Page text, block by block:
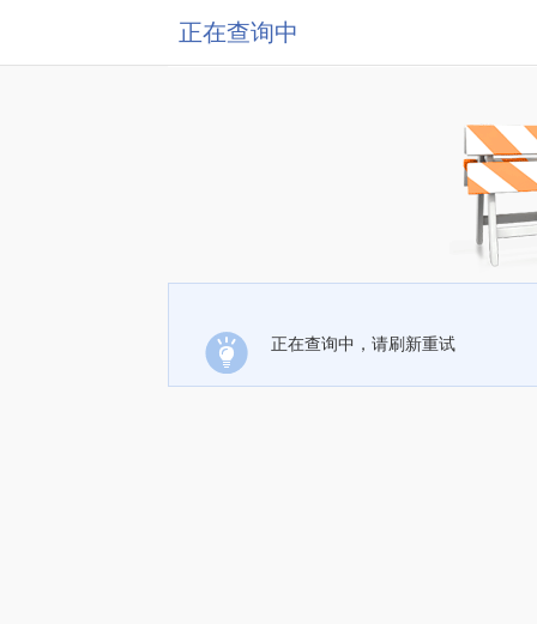
正在查询中
正在查询中，请刷新重试